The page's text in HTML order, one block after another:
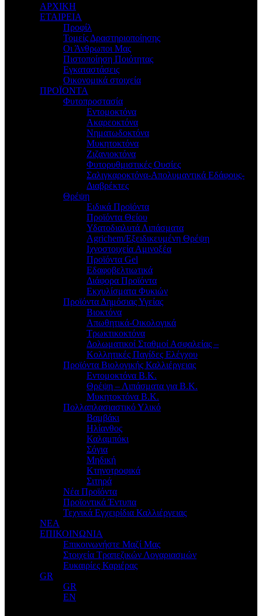
ΑΡΧΙΚΗ
ΕΤΑΙΡΕΙΑ
Προφίλ
Τομείς Δραστηριοποίησης
Οι Άνθρωποι Μας
Πιστοποίηση Ποιότητας
Εγκαταστάσεις
Οικονομικά στοιχεία
ΠΡΟΪΟΝΤΑ
Φυτοπροστασία
Εντομοκτόνα
Ακαρεοκτόνα
Νηματωδοκτόνα
Μυκητοκτόνα
Ζιζανιοκτόνα
Φυτορυθμιστικές Ουσίες
Σαλιγκαροκτόνα-Απολυμαντικά Εδάφους-
Διαβρέκτες
Θρέψη
Ειδικά Προϊόντα
Προϊόντα Θείου
Υδατοδιαλυτά Λιπάσματα
Agrichem/Εξειδικευμένη Θρέψη
Ιχνοστοιχεία Αμινοξέα
Προϊόντα Gel
Εδαφοβελτιωτικά
Διάφορα Προϊόντα
Εκχυλίσματα Φυκιών
Προϊόντα Δημόσιας Υγείας
Βιοκτόνα
Απωθητικά-Οικολογικά
Τρωκτικοκτόνα
Δολωματικοί Σταθμοί Ασφαλείας –
Κολλητικές Παγίδες Ελέγχου
Προϊόντα Βιολογικής Καλλιέργειας
Εντομοκτόνα Β.Κ.
Θρέψη – Λιπάσματα για Β.Κ.
Μυκητοκτόνα Β.Κ.
Πολλαπλασιαστικό Υλικό
Βαμβάκι
Ηλίανθος
Καλαμπόκι
Σόγια
Μηδική
Κτηνοτροφικά
Σιτηρά
Νέα Προϊόντα
Προϊοντικά Έντυπα
Τεχνικά Εγχειρίδια Καλλιέργειας
ΝΕΑ
ΕΠΙΚΟΙΝΩΝΙΑ
Επικοινωνήστε Μαζί Μας
Στοιχεία Τραπεζικών Λογαριασμών
Ευκαιρίες Καριέρας
GR
GR
EN